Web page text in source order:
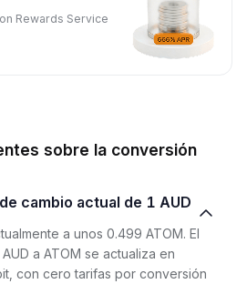
Rewards Service
sobre la conversión
a unos 0.499 ATOM. El
a ATOM se actualiza en
con cero tarifas por conversión